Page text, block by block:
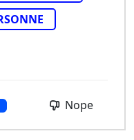
Nope